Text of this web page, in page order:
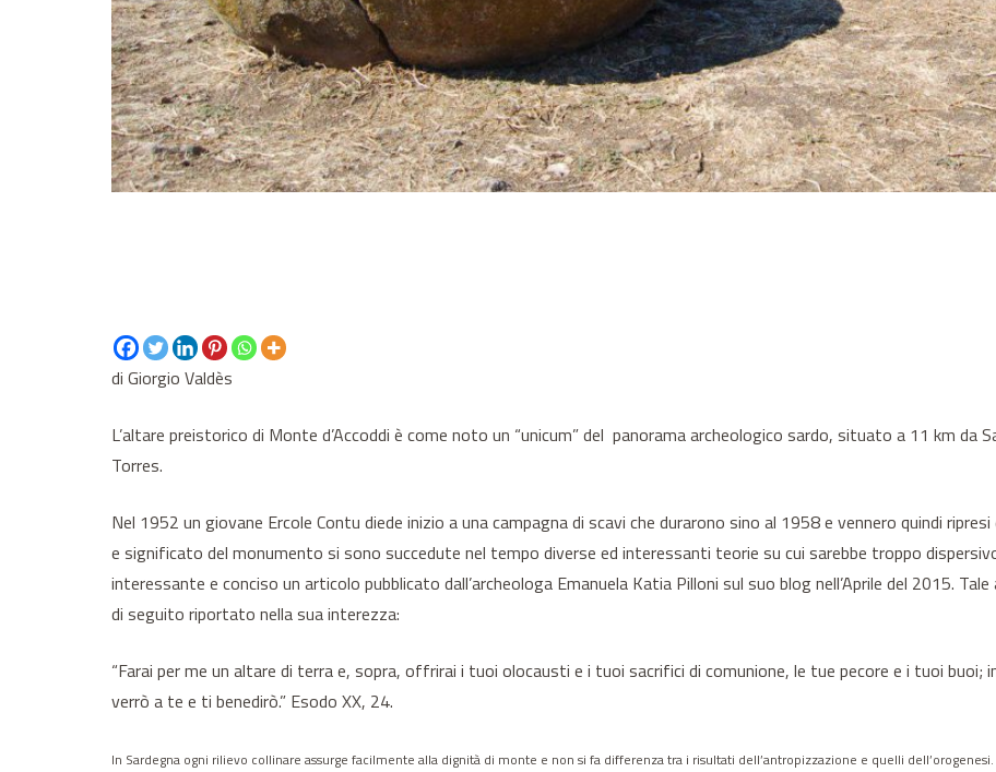
di Giorgio Valdès
L’altare preistorico di Monte d’Accoddi è come noto un “unicum” del panorama archeologico sardo, situato a 11 km da
Torres.
Nel 1952 un giovane Ercole Contu diede inizio a una campagna di scavi che durarono sino al 1958 e vennero quindi
e significato del monumento si sono succedute nel tempo diverse ed interessanti teorie su cui sarebbe troppo
interessante e conciso un articolo pubblicato dall’archeologa Emanuela Katia Pilloni sul suo blog nell’Aprile del 2015.
di seguito riportato nella sua interezza:
“Farai per me un altare di terra e, sopra, offrirai i tuoi olocausti e i tuoi sacrifici di comunione, le tue pecore e i tuoi buoi;
verrò a te e ti benedirò.” Esodo XX, 24.
In Sardegna ogni rilievo collinare assurge facilmente alla dignità di monte e non si fa differenza tra i risultati dell’antropizzazione e quelli